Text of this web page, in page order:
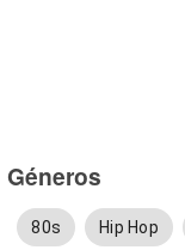
Géneros
80s Hip Hop